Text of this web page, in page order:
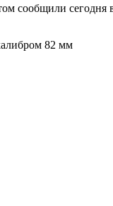
сообщили сегодня
82 мм